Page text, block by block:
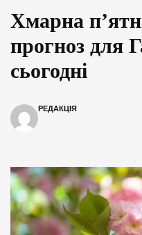
Хмарна
прогноз для
сьогодні
РЕДАКЦІЯ